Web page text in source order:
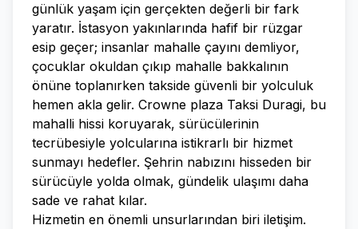
günlük yaşam için gerçekten değerli bir fark
yaratır. İstasyon yakınlarında hafif bir rüzgar
esip geçer; insanlar mahalle çayını demliyor,
çocuklar okuldan çıkıp mahalle bakkalının
önüne toplanırken takside güvenli bir yolculuk
hemen akla gelir. Crowne plaza Taksi Duragi, bu
mahalli hissi koruyarak, sürücülerinin
tecrübesiyle yolcularına istikrarlı bir hizmet
sunmayı hedefler. Şehrin nabızını hisseden bir
sürücüyle yolda olmak, gündelik ulaşımı daha
sade ve rahat kılar.
Hizmetin en önemli unsurlarından biri iletişim.